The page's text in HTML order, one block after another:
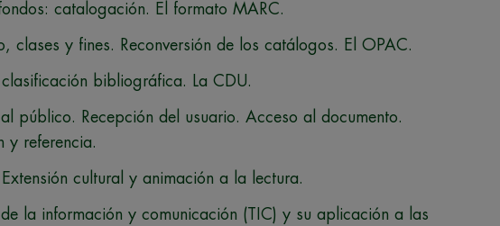
catalogación. El formato MARC.
clases y fines. Reconversión de los catálogos. El OPAC.
bibliográfica. La CDU.
público. Recepción del usuario. Acceso al documento.
y referencia.
cultural y animación a la lectura.
la información y comunicación (TIC) y su aplicación a las